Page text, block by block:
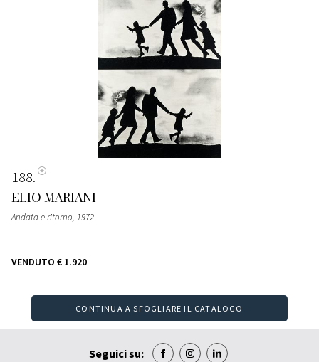
188
ELIO MARIANI
Andata e ritorno, 1972
VENDUTO € 1.920
CONTINUA A SFOGLIARE IL CATALOGO
Seguici su: